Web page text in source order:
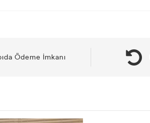
Ödeme İmkanı